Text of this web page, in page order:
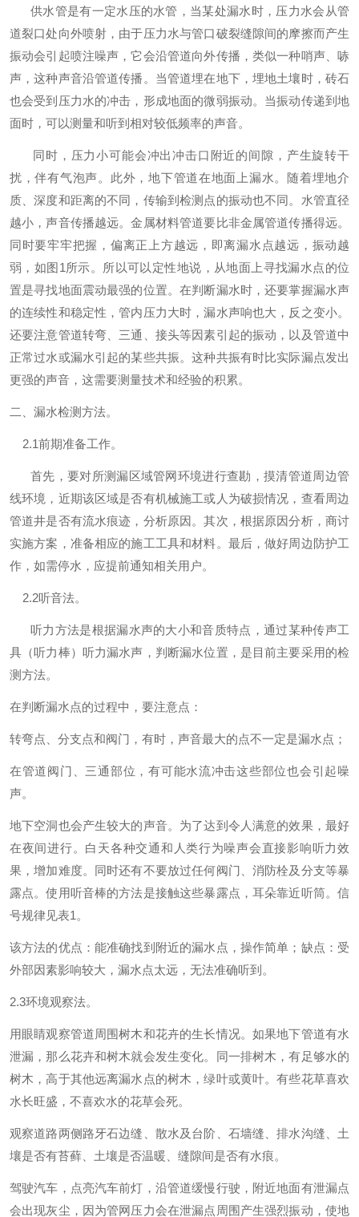
供水管是有一定水压的水管，当某处漏水时，压力水会从管
道裂口处向外喷射，由于压力水与管口破裂缝隙间的摩擦而产生
振动会引起喷注噪声，它会沿管道向外传播，类似一种哨声、哧
声，这种声音沿管道传播。当管道埋在地下，埋地土壤时，砖石
也会受到压力水的冲击，形成地面的微弱振动。当振动传递到地
面时，可以测量和听到相对较低频率的声音。
同时，压力小可能会冲出冲击口附近的间隙，产生旋转干
扰，伴有气泡声。此外，地下管道在地面上漏水。随着埋地介
质、深度和距离的不同，传输到检测点的振动也不同。水管直径
越小，声音传播越远。金属材料管道要比非金属管道传播得远。
同时要牢牢把握，偏离正上方越远，即离漏水点越远，振动越
弱，如图1所示。所以可以定性地说，从地面上寻找漏水点的位
置是寻找地面震动最强的位置。在判断漏水时，还要掌握漏水声
的连续性和稳定性，管内压力大时，漏水声响也大，反之变小。
还要注意管道转弯、三通、接头等因素引起的振动，以及管道中
正常过水或漏水引起的某些共振。这种共振有时比实际漏点发出
更强的声音，这需要测量技术和经验的积累。
二、漏水检测方法。
2.1前期准备工作。
首先，要对所测漏区域管网环境进行查勘，摸清管道周边管
线环境，近期该区域是否有机械施工或人为破损情况，查看周边
管道井是否有流水痕迹，分析原因。其次，根据原因分析，商讨
实施方案，准备相应的施工工具和材料。最后，做好周边防护工
作，如需停水，应提前通知相关用户。
2.2听音法。
听力方法是根据漏水声的大小和音质特点，通过某种传声工
具（听力棒）听力漏水声，判断漏水位置，是目前主要采用的检
测方法。
在判断漏水点的过程中，要注意点：
转弯点、分支点和阀门，有时，声音最大的点不一定是漏水点；
在管道阀门、三通部位，有可能水流冲击这些部位也会引起噪
声。
地下空洞也会产生较大的声音。为了达到令人满意的效果，最好
在夜间进行。白天各种交通和人类行为噪声会直接影响听力效
果，增加难度。同时还有不要放过任何阀门、消防栓及分支等暴
露点。使用听音棒的方法是接触这些暴露点，耳朵靠近听筒。信
号规律见表1。
该方法的优点：能准确找到附近的漏水点，操作简单；缺点：受
外部因素影响较大，漏水点太远，无法准确听到。
2.3环境观察法。
用眼睛观察管道周围树木和花卉的生长情况。如果地下管道有水
泄漏，那么花卉和树木就会发生变化。同一排树木，有足够水的
树木，高于其他远离漏水点的树木，绿叶或黄叶。有些花草喜欢
水长旺盛，不喜欢水的花草会死。
观察道路两侧路牙石边缝、散水及台阶、石墙缝、排水沟缝、土
壤是否有苔藓、土壤是否温暖、缝隙间是否有水痕。
驾驶汽车，点亮汽车前灯，沿管道缓慢行驶，附近地面有泄漏点
会出现灰尘，因为管网压力会在泄漏点周围产生强烈振动，使地